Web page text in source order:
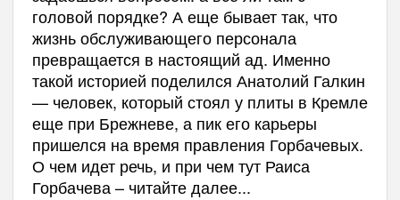
головой порядке? А еще бывает так, что
жизнь обслуживающего персонала
превращается в настоящий ад. Именно
такой историей поделился Анатолий Галкин
— человек, который стоял у плиты в Кремле
еще при Брежневе, а пик его карьеры
пришелся на время правления Горбачевых.
О чем идет речь, и при чем тут Раиса
Горбачева – читайте далее...